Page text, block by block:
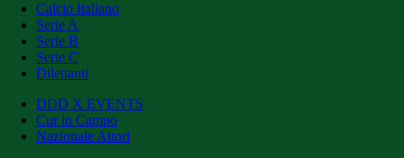
Calcio Italiano
Serie A
Serie B
Serie C
Dilettanti
DDD X EVENTS
Cur in Campo
Nazionale Attori